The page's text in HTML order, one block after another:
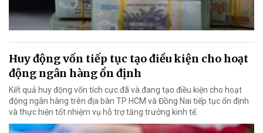
Huy động vốn tiếp tục tạo điều kiện cho hoạt
động ngân hàng ổn định
Kết quả huy động vốn tích cực đã và đang tạo điều kiện cho hoạt
động ngân hàng trên địa bàn TP HCM và Đồng Nai tiếp tục ổn định
và thực hiện tốt nhiệm vụ hỗ trợ tăng trưởng kinh tế.